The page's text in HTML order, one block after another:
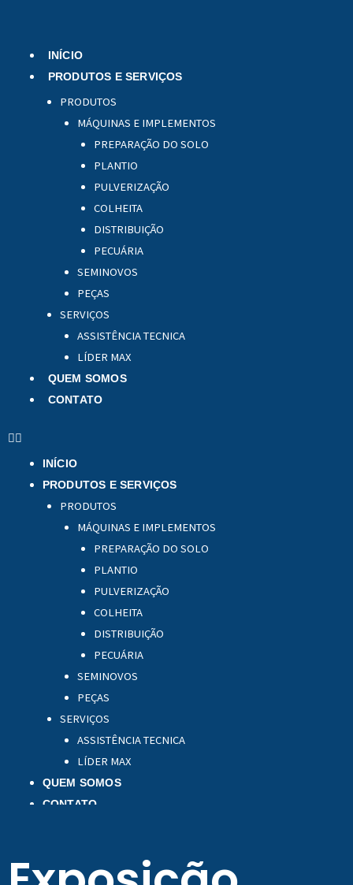
INÍCIO
PRODUTOS E SERVIÇOS
PRODUTOS
MÁQUINAS E IMPLEMENTOS
PREPARAÇÃO DO SOLO
PLANTIO
PULVERIZAÇÃO
COLHEITA
DISTRIBUIÇÃO
PECUÁRIA
SEMINOVOS
PEÇAS
SERVIÇOS
ASSISTÊNCIA TECNICA
LÍDER MAX
QUEM SOMOS
CONTATO
Menu
INÍCIO
PRODUTOS E SERVIÇOS
PRODUTOS
MÁQUINAS E IMPLEMENTOS
PREPARAÇÃO DO SOLO
PLANTIO
PULVERIZAÇÃO
COLHEITA
DISTRIBUIÇÃO
PECUÁRIA
SEMINOVOS
PEÇAS
SERVIÇOS
ASSISTÊNCIA TECNICA
LÍDER MAX
QUEM SOMOS
CONTATO